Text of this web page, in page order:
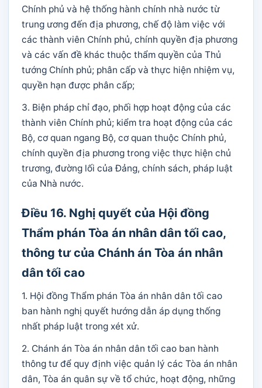
Chính phủ và hệ thống hành chính nhà nước từ
trung ương đến địa phương, chế độ làm việc với
các thành viên Chính phủ, chính quyền địa phương
và các vấn đề khác thuộc thẩm quyền của Thủ
tướng Chính phủ; phân cấp và thực hiện nhiệm vụ,
quyền hạn được phân cấp;
3. Biện pháp chỉ đạo, phối hợp hoạt động của các
thành viên Chính phủ; kiểm tra hoạt động của các
Bộ, cơ quan ngang Bộ, cơ quan thuộc Chính phủ,
chính quyền địa phương trong việc thực hiện chủ
trương, đường lối của Đảng, chính sách, pháp luật
của Nhà nước.
Điều 16. Nghị quyết của Hội đồng
Thẩm phán Tòa án nhân dân tối cao,
thông tư của Chánh án Tòa án nhân
dân tối cao
1. Hội đồng Thẩm phán Tòa án nhân dân tối cao
ban hành nghị quyết hướng dẫn áp dụng thống
nhất pháp luật trong xét xử.
2. Chánh án Tòa án nhân dân tối cao ban hành
thông tư để quy định việc quản lý các Tòa án nhân
dân, Tòa án quân sự về tổ chức, hoạt động, những